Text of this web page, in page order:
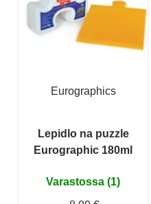
Eurographics
Lepidlo na puzzle
Eurographic 180ml
Varastossa (1)